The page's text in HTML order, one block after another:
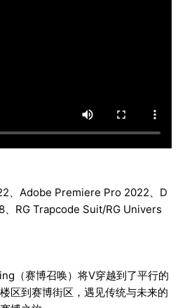
、Adobe Premiere Pro 2022、D
RG Trapcode Suit/RG Univers
（赛博召唤）将V穿越到了平行的
区到赛博街区，遇见传统与未来的